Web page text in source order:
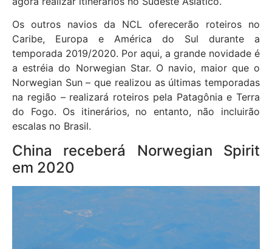
Os outros navios da NCL oferecerão roteiros no
Caribe, Europa e América do Sul durante a
temporada 2019/2020. Por aqui, a grande novidade é
a estréia do Norwegian Star. O navio, maior que o
Norwegian Sun – que realizou as últimas temporadas
na região – realizará roteiros pela Patagônia e Terra
do Fogo. Os itinerários, no entanto, não incluirão
escalas no Brasil.
China receberá Norwegian Spirit
em 2020